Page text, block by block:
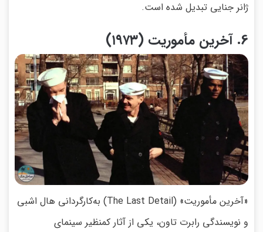
ژانر جنایی تبدیل شده است.
6. آخرین مأموریت (۱۹۷۳)
«آخرین مأموریت» (The Last Detail) به‌کارگردانی هال اشبی
و نویسندگی رابرت تاون، یکی از آثار کمنظیر سینمای